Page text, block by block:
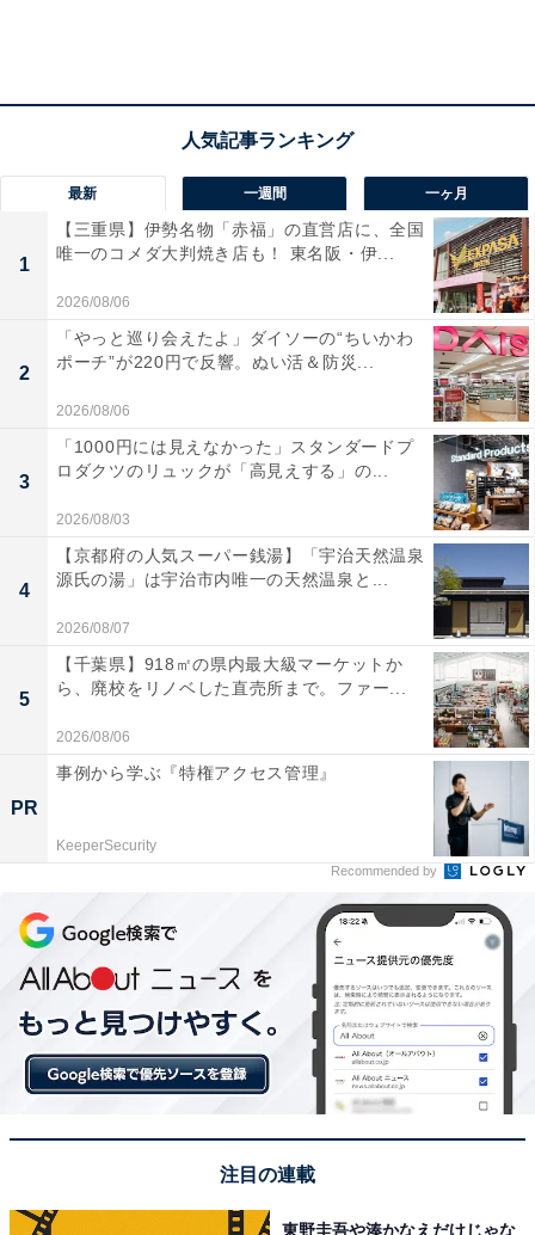
最新 一週間 一ヶ月
1
【三重県】伊勢名物「赤福」の直営店に、全国
唯一のコメダ大判焼き店も！ 東名阪・伊...
2026/08/06
2
「やっと巡り会えたよ」ダイソーの“ちいかわ
ポーチ”が220円で反響。ぬい活＆防災...
2026/08/06
3
「1000円には見えなかった」スタンダードプ
ロダクツのリュックが「高見えする」の...
2026/08/03
4
【京都府の人気スーパー銭湯】「宇治天然温泉
源氏の湯」は宇治市内唯一の天然温泉と...
2026/08/07
5
【千葉県】918㎡の県内最大級マーケットか
ら、廃校をリノベした直売所まで。ファー...
2026/08/06
PR
事例から学ぶ『特権アクセス管理』
KeeperSecurity
Recommended by
注目の連載
東野圭吾や湊かなえだけじゃな